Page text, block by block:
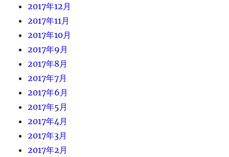
2017年12月
2017年11月
2017年10月
2017年9月
2017年8月
2017年7月
2017年6月
2017年5月
2017年4月
2017年3月
2017年2月